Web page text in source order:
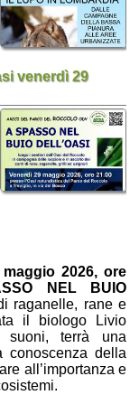
venerdì 29
2026, ore
NEL BUIO
raganelle, rane e
il biologo Livio
suoni, terrà una
conoscenza della
all’importanza e